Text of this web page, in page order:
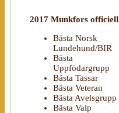
2017 Munkfors officiell
Bästa Norsk
Lundehund/BIR
Bästa
Uppfödargrupp
Bästa Tassar
Bästa Veteran
Bästa Avelsgrupp
Bästa Valp